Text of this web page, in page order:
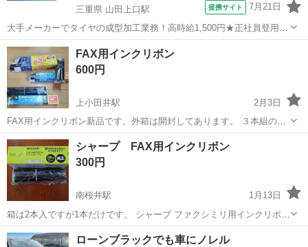
三重県 山田上口駅
提携サイト 7月21日
大手メーカーでタイヤの成型加工業務！高時給1,500円★正社員登用制
度あり！ワンルーム寮完備！マイカー通勤OK！無料駐車場あり！《三
重県伊勢市》 人気の工場のお仕事 ◇タイヤの製造◇ トラック・バ
ス・RV車用を中心とした...
三重 伊勢市 山田上口駅 その他
FAX用インクリボン
600円
上小田井駅
2月3日
FAX用インクリボン新品です。外箱は開封してあります。 ３本組の1
本は使用してあるので合計４本です。 適用機種の表記は数年前になる
ので形状が合えばその他にも適用できる機種が増えてると思います。
愛知 北名古屋市 上小田井駅 電話、ＦＡＸ
シャープ FAX用インクリボン
300円
南桜井駅
1月13日
箱は2本入ですが1本だけです。 シャープ ファクシミリ用インクリボン
UX-NR9G
愛知 西尾市 南桜井駅 電話、ＦＡＸ
ローンブラックでも車にノレル